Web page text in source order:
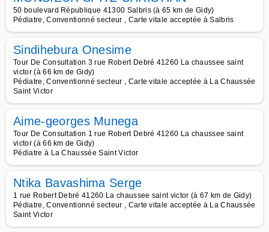
50 boulevard République 41300 Salbris (à 65 km de Gidy)
Pédiatre, Conventionné secteur , Carte vitale acceptée à Salbris
Sindihebura Onesime
Tour De Consultation 3 rue Robert Debré 41260 La chaussee saint
victor (à 66 km de Gidy)
Pédiatre, Conventionné secteur , Carte vitale acceptée à La Chaussée
Saint Victor
Aime-georges Munega
Tour De Consultation 1 rue Robert Debré 41260 La chaussee saint
victor (à 66 km de Gidy)
Pédiatre à La Chaussée Saint Victor
Ntika Bavashima Serge
1 rue Robert Debré 41260 La chaussee saint victor (à 67 km de Gidy)
Pédiatre, Conventionné secteur , Carte vitale acceptée à La Chaussée
Saint Victor